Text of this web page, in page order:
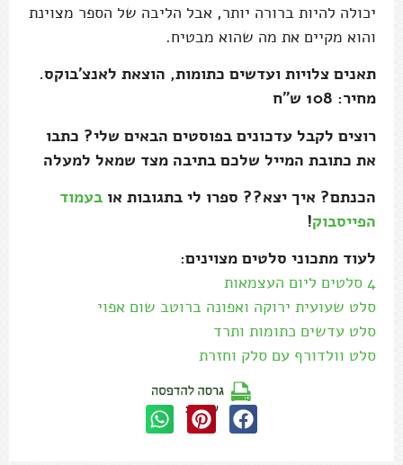
יכולה להיות ברורה יותר, אבל הליבה של הספר מצוינת
והוא מקיים את מה שהוא מבטיח.
תאנים צלויות ועדשים כתומות, הוצאת לאנצ'בוקס.
מחיר: 108 ש"ח
רוצים לקבל עדכונים בפוסטים הבאים שלי? כתבו
את כתובת המייל שלכם בתיבה מצד שמאל למעלה
הכנתם? איך יצא?? ספרו לי בתגובות או בעמוד
הפייסבוק!
לעוד מתכוני סלטים מצוינים:
4 סלטים ליום העצמאות
סלט שעועית ירוקה ואפונה ברוטב שום אפוי
סלט עדשים כתומות ותרד
סלט וולדורף עם סלק וחזרת
שתפו: